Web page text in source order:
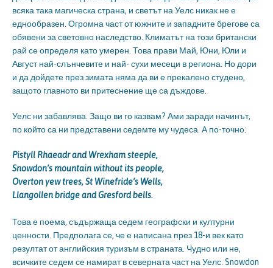
всяка така магическа страна, и светът на Уелс никак не е
еднообразен. Огромна част от южните и западните брегове са
обявени за световно наследство. Климатът на този британски
рай се определя като умерен. Това прави Май, Юни, Юли и
Август най-слънчевите и най- сухи месеци в региона. Но дори
и да дойдете през зимата няма да ви е прекалено студено,
защото главното ви притеснение ще са дъждове.
Уелс ни забавлява. Защо ви го казвам? Ами заради начинът,
по който са ни представени седемте му чудеса. А по-точно:
Pistyll Rhaeadr and Wrexham steeple,
Snowdon’s mountain without its people,
Overton yew trees, St Winefride’s Wells,
Llangollen bridge and Gresford bells.
Това е поема, съдържаща седем географски и културни
ценности. Предполага се, че е написана през 18-и век като
резултат от английския туризъм в страната. Чудно или не,
всичките седем се намират в северната част на Уелс. Snowdon